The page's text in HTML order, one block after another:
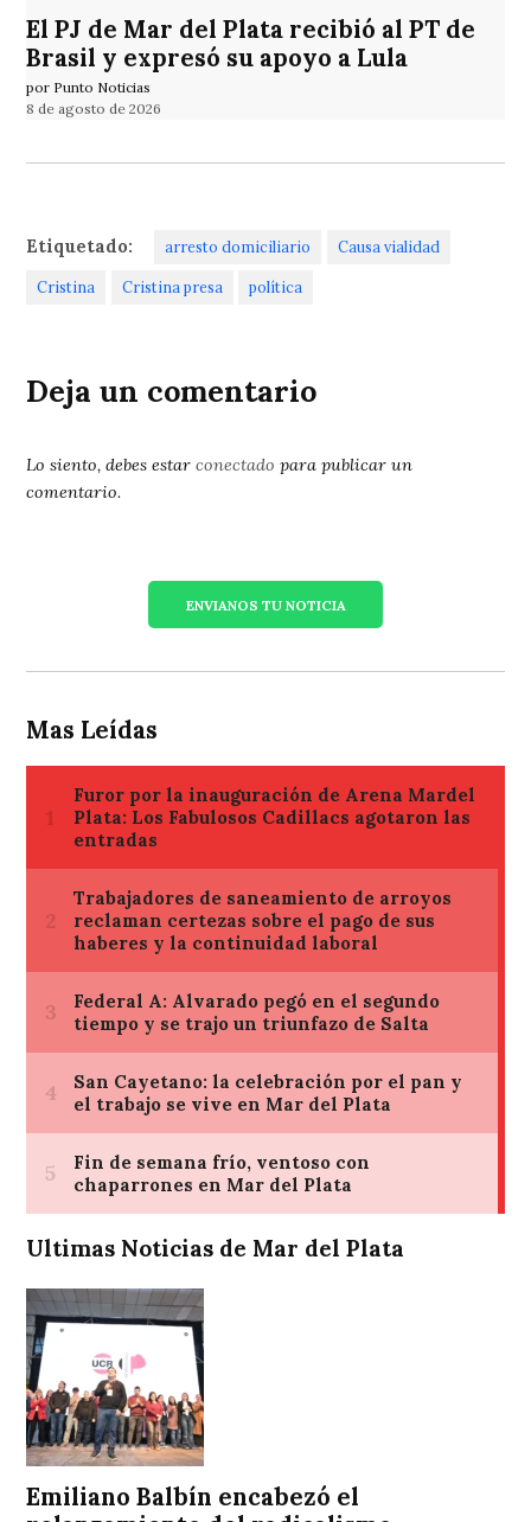
El PJ de Mar del Plata recibió al PT de
Brasil y expresó su apoyo a Lula
por Punto Noticias
8 de agosto de 2026
Etiquetado: arresto domiciliario Causa vialidad
Cristina Cristina presa política
Deja un comentario
Lo siento, debes estarconectado para publicar un
comentario.
ENVIANOS TU NOTICIA
Mas Leídas
Ultimas Noticias de Mar del Plata
Emiliano Balbín encabezó el